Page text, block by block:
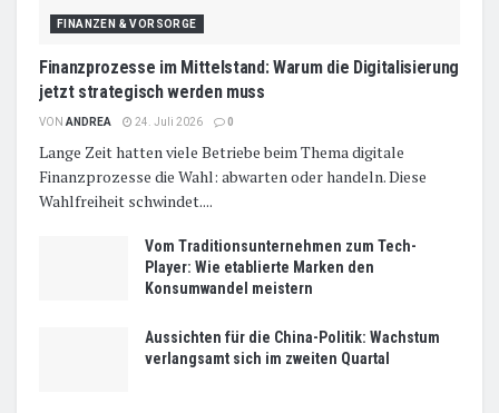
FINANZEN & VORSORGE
Finanzprozesse im Mittelstand: Warum die Digitalisierung
jetzt strategisch werden muss
VON ANDREA 24. Juli 2026 0
Lange Zeit hatten viele Betriebe beim Thema digitale
Finanzprozesse die Wahl: abwarten oder handeln. Diese
Wahlfreiheit schwindet....
Vom Traditionsunternehmen zum Tech-
Player: Wie etablierte Marken den
Konsumwandel meistern
Aussichten für die China-Politik: Wachstum
verlangsamt sich im zweiten Quartal